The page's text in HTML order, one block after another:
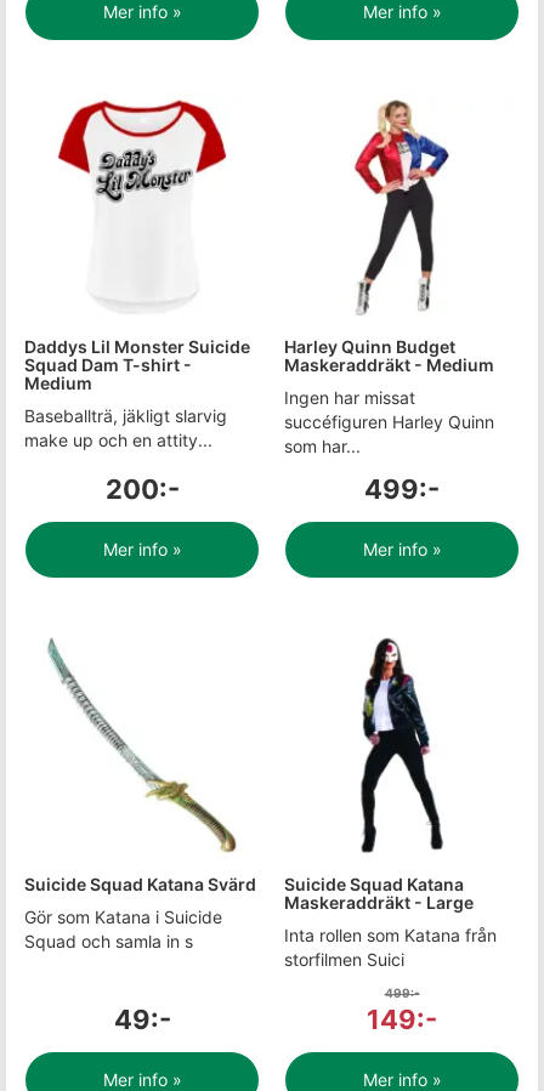
Mer info » Mer info »
Daddys Lil Monster Suicide
Squad Dam T-shirt -
Medium
Baseballträ, jäkligt slarvig
make up och en attity...
200:-
Mer info »
Harley Quinn Budget
Maskeraddräkt - Medium
Ingen har missat
succéfiguren Harley Quinn
som har...
499:-
Mer info »
Suicide Squad Katana Svärd
Gör som Katana i Suicide
Squad och samla in s
49:-
Mer info »
Suicide Squad Katana
Maskeraddräkt - Large
Inta rollen som Katana från
storfilmen Suici
499:-
149:-
Mer info »